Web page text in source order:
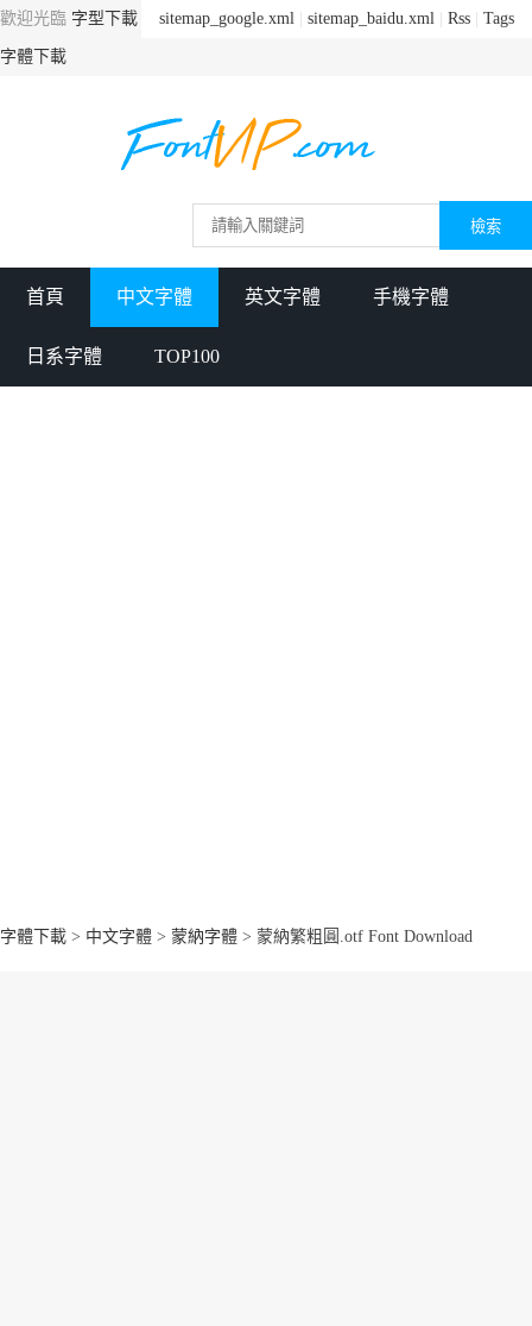
sitemap_google.xml sitemap_baidu.xml Rss Tags
歡迎光臨 字型下載
字體下載
首頁 中文字體 英文字體 手機字體
日系字體 TOP100
字體下載 > 中文字體 > 蒙納字體 > 蒙納繁粗圓.otf Font Download